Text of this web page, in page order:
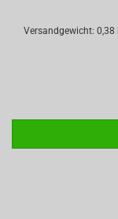
Versandgewicht: 0,38